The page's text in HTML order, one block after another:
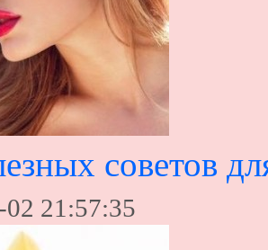
советов
21:57:35